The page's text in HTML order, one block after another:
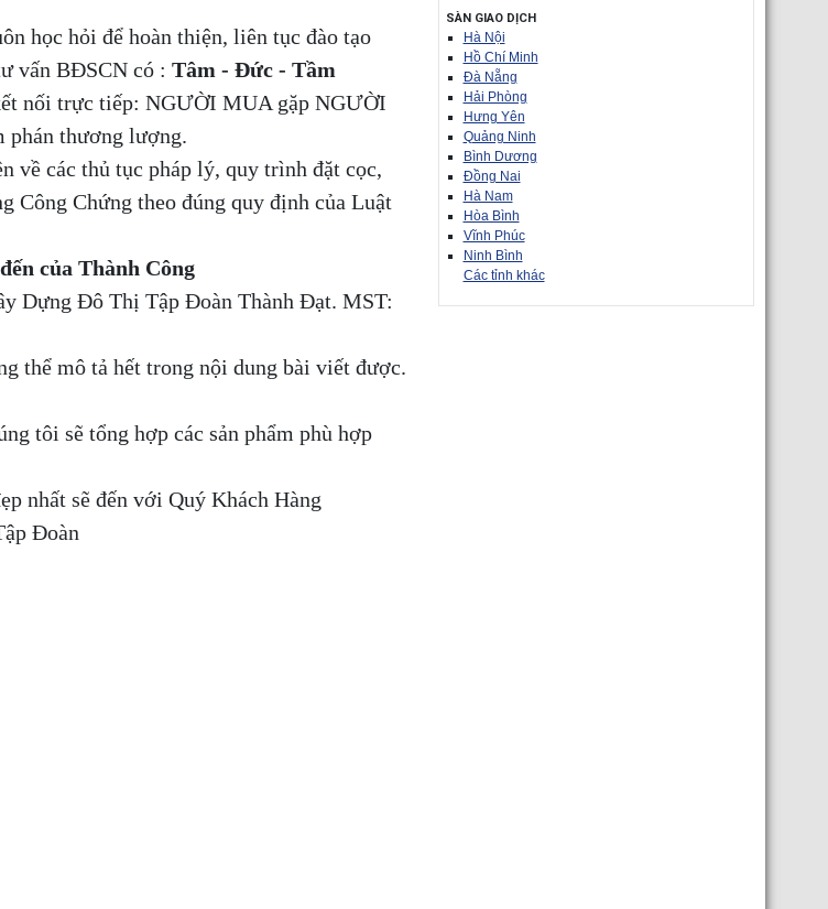
học hỏi để hoàn thiện, liên tục đào tạo
vấn BĐSCN có : Tâm - Đức - Tầm
nối trực tiếp: NGƯỜI MUA gặp NGƯỜI
phán thương lượng.
về các thủ tục pháp lý, quy trình đặt cọc,
Công Chứng theo đúng quy định của Luật
của Thành Công
Dựng Đô Thị Tập Đoàn Thành Đạt. MST:
thể mô tả hết trong nội dung bài viết được.
tôi sẽ tổng hợp các sản phẩm phù hợp
nhất sẽ đến với Quý Khách Hàng
Đoàn
SÀN GIAO DỊCH
Hà Nội
Hồ Chí Minh
Đà Nẵng
Hải Phòng
Hưng Yên
Quảng Ninh
Bình Dương
Đồng Nai
Hà Nam
Hòa Bình
Vĩnh Phúc
Ninh Bình
Các tỉnh khác